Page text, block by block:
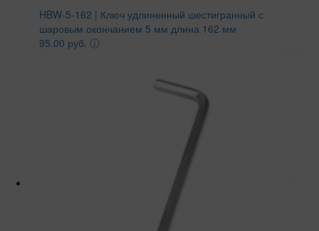
HBW-5-162 | Ключ удлиненный шестигранный с
шаровым окончанием 5 мм длина 162 мм
95.00 руб. ⓘ